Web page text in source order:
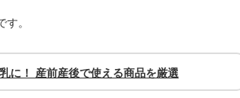
す。
に！ 産前産後で使える商品を厳選